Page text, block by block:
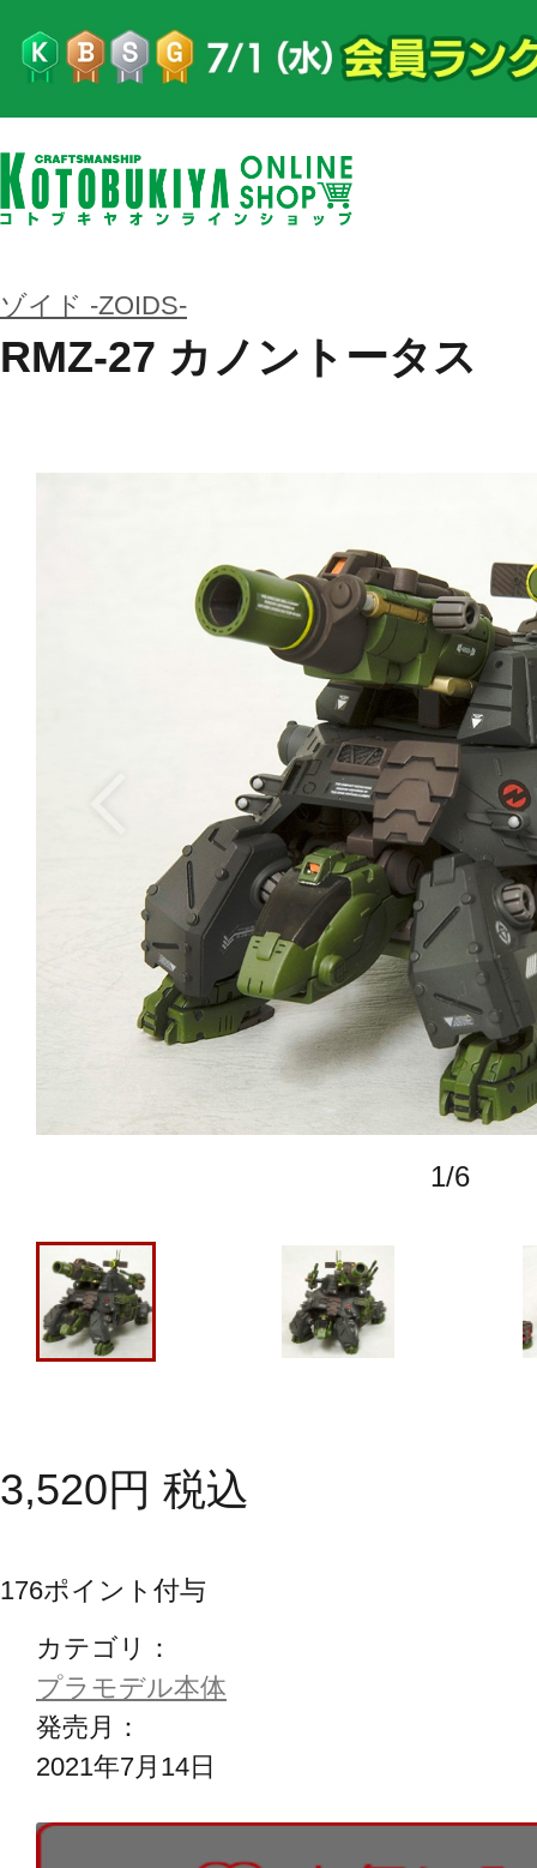
ゾイド -ZOIDS-
RMZ-27 カノントータス
1/6
3,520円 税込
176ポイント付与
カテゴリ：
プラモデル本体
発売月：
2021年7月14日